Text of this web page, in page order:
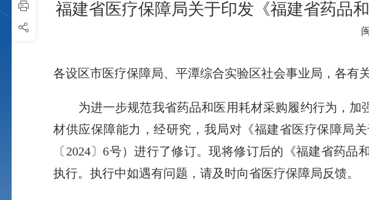
福建省医疗保障局关于印发《福建省药品
各设区市医疗保障局、平潭综合实验区社会事业局，各有
为进一步规范我省药品和医用耗材采购履约行为，加
材供应保障能力，经研究，我局对《福建省医疗保障局
〔2024〕6号）进行了修订。现将修订后的《福建省药
执行。执行中如遇有问题，请及时向省医疗保障局反馈。